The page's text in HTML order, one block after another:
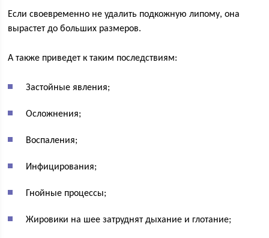
Если своевременно не удалить подкожную липому, она
вырастет до больших размеров.
А также приведет к таким последствиям:
Застойные явления;
Осложнения;
Воспаления;
Инфицирования;
Гнойные процессы;
Жировики на шее затруднят дыхание и глотание;